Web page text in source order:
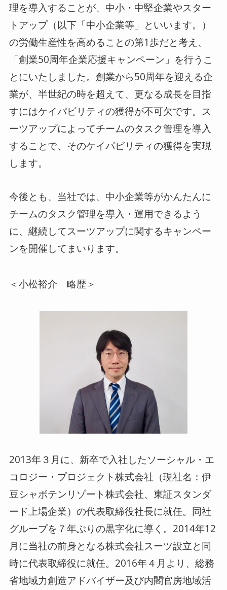
理を導入することが、中小・中堅企業やスター
トアップ（以下「中小企業等」といいます。）
の労働生産性を高めることの第1歩だと考え、
「創業50周年企業応援キャンペーン」を行うこ
とにいたしました。創業から50周年を迎える企
業が、半世紀の時を超えて、更なる成長を目指
すにはケイパビリティの獲得が不可欠です。ス
ーツアップによってチームのタスク管理を導入
することで、そのケイパビリティの獲得を実現
します。
今後とも、当社では、中小企業等がかんたんに
チームのタスク管理を導入・運用できるよう
に、継続してスーツアップに関するキャンペー
ンを開催してまいります。
＜小松裕介 略歴＞
2013年３月に、新卒で入社したソーシャル・エ
コロジー・プロジェクト株式会社（現社名：伊
豆シャボテンリゾート株式会社、東証スタンダ
ード上場企業）の代表取締役社長に就任。同社
グループを７年ぶりの黒字化に導く。2014年12
月に当社の前身となる株式会社スーツ設立と同
時に代表取締役に就任。2016年４月より、総務
省地域力創造アドバイザー及び内閣官房地域活